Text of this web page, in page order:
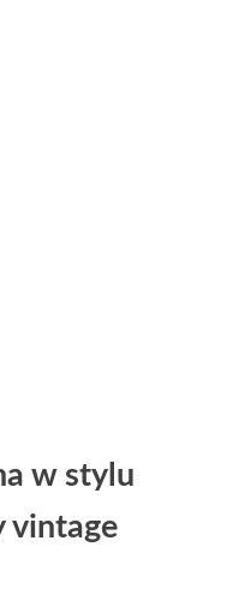
w stylu
vintage